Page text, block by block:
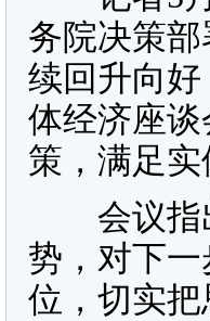
务院决策
续回升向
体经济座
策，满足
会议指出
势，对下
位，切实